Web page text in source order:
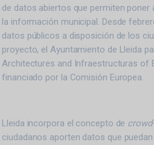
de datos abiertos que permiten
la información municipal. Desde
datos públicos a disposición de los
proyecto, el Ayuntamiento de Lleida
Architectures and Infraestructuras of
financiado por la Comisión Europea.
Lleida incorpora el concepto de
ciudadanos aporten datos que